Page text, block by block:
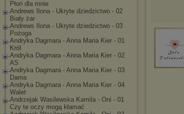
Płoń dla mnie
Andrews Ilona - Ukryte dziedzictwo - 02
Biały żar
Andrews Ilona - Ukryte dziedzictwo - 03
Pożoga
Andryka Dagmara - Anna Maria Kier - 01
Król
Andryka Dagmara - Anna Maria Kier - 02
AS
Andryka Dagmara - Anna Maria Kier - 03
Dama
Andryka Dagmara - Anna Maria Kier - 04
Walet
Andrzejak Wasilewska Kamila - Oni - 01
Czy te oczy mogą kłamać